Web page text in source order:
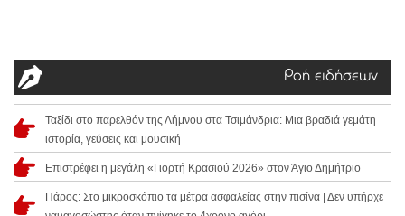
Ροή ειδήσεων
Ταξίδι στο παρελθόν της Λήμνου στα Τσιμάνδρια: Μια βραδιά γεμάτη
ιστορία, γεύσεις και μουσική
Επιστρέφει η μεγάλη «Γιορτή Κρασιού 2026» στον Άγιο Δημήτριο
Πάρος: Στο μικροσκόπιο τα μέτρα ασφαλείας στην πισίνα | Δεν υπήρχε